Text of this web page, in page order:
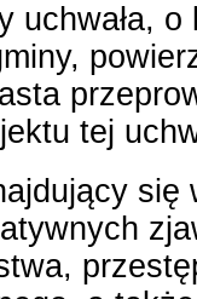
uchwała,
tej